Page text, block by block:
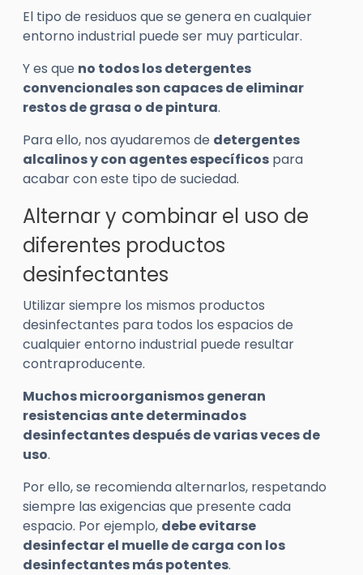
El tipo de residuos que se genera en cualquier
entorno industrial puede ser muy particular.
Y es que no todos los detergentes
convencionales son capaces de eliminar
restos de grasa o de pintura.
Para ello, nos ayudaremos de detergentes
alcalinos y con agentes específicos para
acabar con este tipo de suciedad.
Alternar y combinar el uso de
diferentes productos
desinfectantes
Utilizar siempre los mismos productos
desinfectantes para todos los espacios de
cualquier entorno industrial puede resultar
contraproducente.
Muchos microorganismos generan
resistencias ante determinados
desinfectantes después de varias veces de
uso.
Por ello, se recomienda alternarlos, respetando
siempre las exigencias que presente cada
espacio. Por ejemplo, debe evitarse
desinfectar el muelle de carga con los
desinfectantes más potentes.